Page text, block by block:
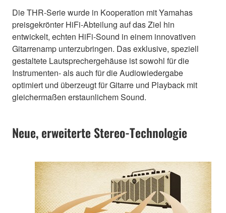
Die THR-Serie wurde in Kooperation mit Yamahas
preisgekrönter HiFi-Abteilung auf das Ziel hin
entwickelt, echten HiFi-Sound in einem innovativen
Gitarrenamp unterzubringen. Das exklusive, speziell
gestaltete Lautsprechergehäuse ist sowohl für die
Instrumenten- als auch für die Audiowiedergabe
optimiert und überzeugt für Gitarre und Playback mit
gleichermaßen erstaunlichem Sound.
Neue, erweiterte Stereo-Technologie